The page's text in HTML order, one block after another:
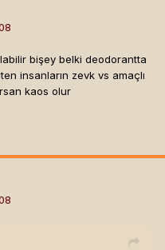
:D
bişey belki deodorantta
insanların zevk vs amaçlı
kaos olur